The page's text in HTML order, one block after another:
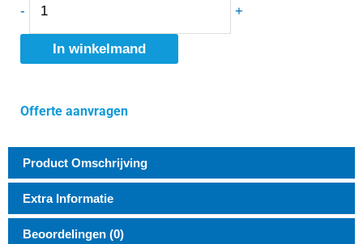
- +
In winkelmand
Offerte aanvragen
Product Omschrijving
Extra Informatie
Beoordelingen (0)